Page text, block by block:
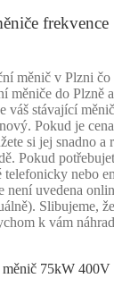
měnič v Plzni
měniče do Plzně
váš stávající
Pokud je
si jej snadno a
Pokud
telefonicky nebo
není uvedena
Slibujeme,
k vám
75kW 400V